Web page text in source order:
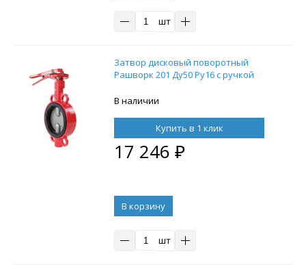
шт
Затвор дисковый поворотный
Рашворк 201 Ду50 Ру16 с ручкой
В наличии
Купить в 1 клик
17 246 ₽
В корзину
шт